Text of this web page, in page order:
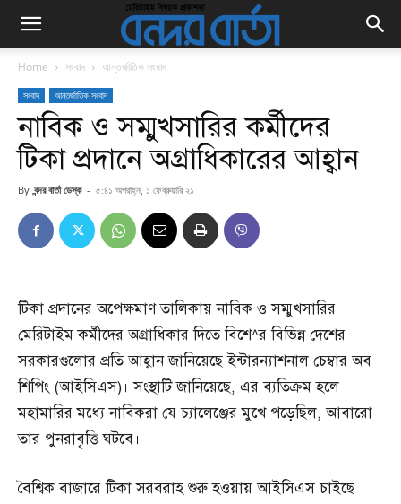
Home সংবাদ আন্তর্জাতিক সংবাদ
সংবাদ আন্তর্জাতিক সংবাদ
নাবিক ও সম্মুখসারির কর্মীদের
টিকা প্রদানে অগ্রাধিকারের আহ্বান
By বন্দর বার্তা ডেস্ক - ৫:৪১ অপরাহ্ন, ১ ফেব্রুয়ারি ২১
টিকা প্রদানের অপেক্ষমাণ তালিকায় নাবিক ও সম্মুখসারির
মেরিটাইম কর্মীদের অগ্রাধিকার দিতে বিশে^র বিভিন্ন দেশের
সরকারগুলোর প্রতি আহ্বান জানিয়েছে ইন্টারন্যাশনাল চেম্বার অব
শিপিং (আইসিএস)। সংস্থাটি জানিয়েছে, এর ব্যতিক্রম হলে
মহামারির মধ্যে নাবিকরা যে চ্যালেঞ্জের মুখে পড়েছিল, আবারো
তার পুনরাবৃত্তি ঘটবে।
বৈশ্বিক বাজারে টিকা সরবরাহ শুরু হওয়ায় আইসিএস চাইছে